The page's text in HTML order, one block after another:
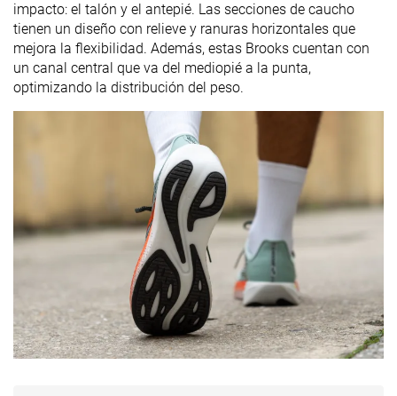
impacto: el talón y el antepié. Las secciones de caucho
tienen un diseño con relieve y ranuras horizontales que
mejora la flexibilidad. Además, estas Brooks cuentan con
un canal central que va del mediopié a la punta,
optimizando la distribución del peso.